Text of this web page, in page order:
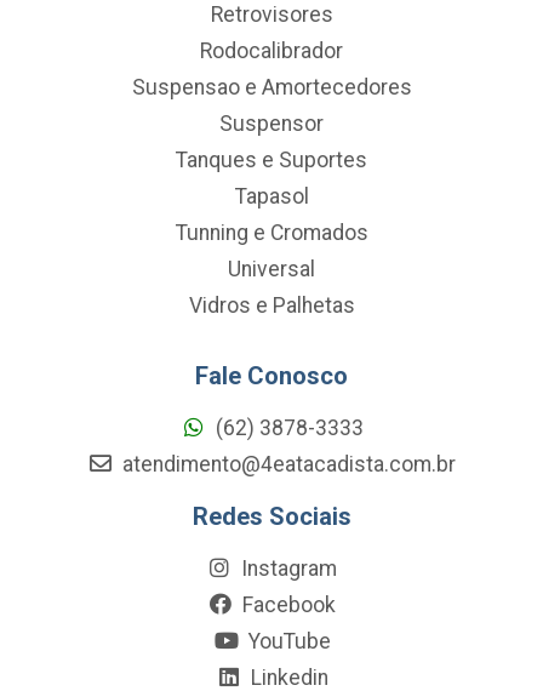
Retrovisores
Rodocalibrador
Suspensao e Amortecedores
Suspensor
Tanques e Suportes
Tapasol
Tunning e Cromados
Universal
Vidros e Palhetas
Fale Conosco
(62) 3878-3333
atendimento@4eatacadista.com.br
Redes Sociais
Instagram
Facebook
YouTube
Linkedin